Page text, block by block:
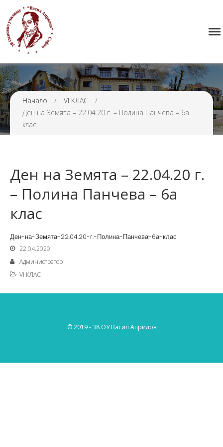
Нормативна уредба
Прием
Седмично разписание
Начало / VI КЛАС
/
Ден на Земята – 22.04.20 г. – Полина Панчева – 6а
клас
Ден на Земята – 22.04.20 г.
– Полина Панчева – 6а
клас
Ден-на-Земята-22.04.20-г.-Полина-Панчева-6а-клас
22.04.2020
Администратор
VI КЛАС
© 2019 - 38 ОУ Васил Априлов